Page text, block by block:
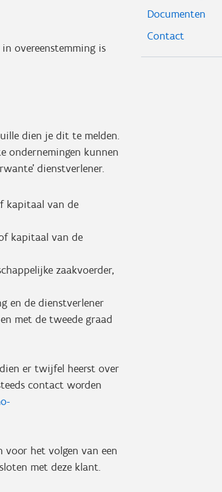
overeenstemming is
dien je dit te melden.
ondernemingen kunnen
dienstverlener.
kapitaal van de
kapitaal van de
zaakvoerder,
en de dienstverlener
met de tweede graad
er twijfel heerst over
contact worden
voor het volgen van een
met deze klant.
Documenten
Contact